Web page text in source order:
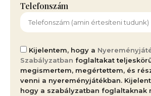
Telefonszám
Kijelentem, hogy a
Szabályzatban foglaltakat
megismertem, megértettem, és
venni a nyereményjátékban.
hogy a szabályzatban foglaltaknak